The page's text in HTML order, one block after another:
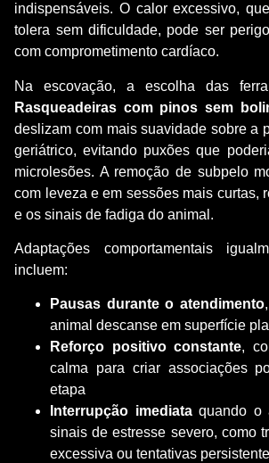
indispensáveis. O calor excessivo,
tolera sem dificuldade, pode ser
com comprometimento cardíaco.
Na escovação, a escolha das
Rasqueadeiras com pinos sem
deslizam com mais suavidade sobre a
geriátrico, evitando puxões que
microlesões. A remoção de subpelo
com leveza e em sessões mais curtas,
e os sinais de fadiga do animal.
Adaptações comportamentais
incluem:
Pausas durante o atendimento
animal descanse em superfície
Reforço positivo constante,
calma para criar associações
etapa
Interrupção imediataquando o
sinais de estresse severo, como
excessiva ou tentativas